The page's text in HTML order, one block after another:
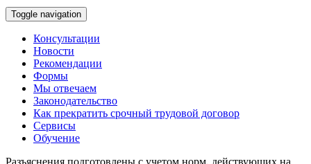
Toggle navigation
Консультации
Новости
Рекомендации
Формы
Мы отвечаем
Законодательство
Как прекратить срочный трудовой договор
Сервисы
Обучение
Разъяснения подготовлены с учетом норм, действующих на